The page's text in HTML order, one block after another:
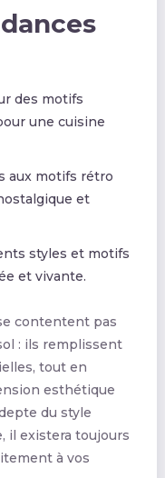
des motifs
une cuisine
aux motifs rétro
et
styles et motifs
et vivante.
contentent pas
: ils remplissent
tout en
esthétique
du style
il existera toujours
à vos